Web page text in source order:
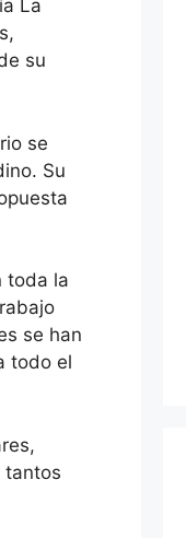
La
su
se
Su
toda la
se han
todo el
tantos